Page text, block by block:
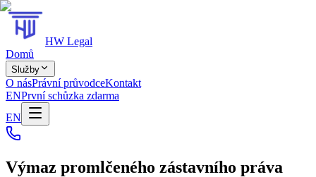
HW Legal
Domů
Služby
O násPrávní průvodceKontakt
ENPrvní schůzka zdarma
EN
Výmaz promlčeného zástavního práva